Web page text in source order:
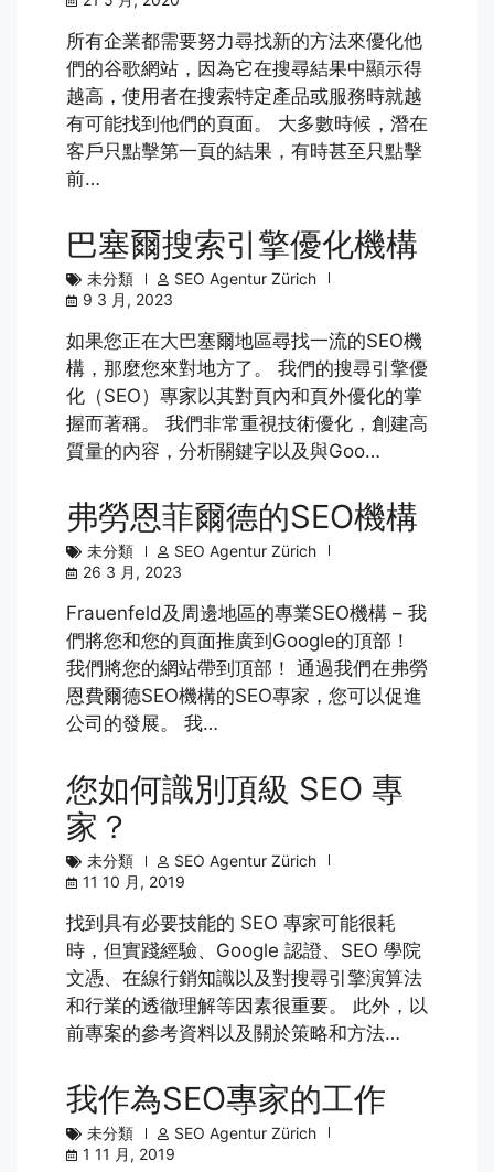
所有企業都需要努力尋找新的方法來優化他
們的谷歌網站，因為它在搜尋結果中顯示得
越高，使用者在搜索特定產品或服務時就越
有可能找到他們的頁面。 大多數時候，潛在
客戶只點擊第一頁的結果，有時甚至只點擊
前…
巴塞爾搜索引擎優化機構
未分類
SEO Agentur Zürich
9 3 月, 2023
如果您正在大巴塞爾地區尋找一流的SEO機
構，那麼您來對地方了。 我們的搜尋引擎優
化（SEO）專家以其對頁內和頁外優化的掌
握而著稱。 我們非常重視技術優化，創建高
質量的內容，分析關鍵字以及與Goo…
弗勞恩菲爾德的SEO機構
未分類
SEO Agentur Zürich
26 3 月, 2023
Frauenfeld及周邊地區的專業SEO機構 – 我
們將您和您的頁面推廣到Google的頂部！
我們將您的網站帶到頂部！ 通過我們在弗勞
恩費爾德SEO機構的SEO專家，您可以促進
公司的發展。 我…
您如何識別頂級 SEO 專
家？
未分類
SEO Agentur Zürich
11 10 月, 2019
找到具有必要技能的 SEO 專家可能很耗
時，但實踐經驗、Google 認證、SEO 學院
文憑、在線行銷知識以及對搜尋引擎演算法
和行業的透徹理解等因素很重要。 此外，以
前專案的參考資料以及關於策略和方法…
我作為SEO專家的工作
未分類
SEO Agentur Zürich
1 11 月, 2019